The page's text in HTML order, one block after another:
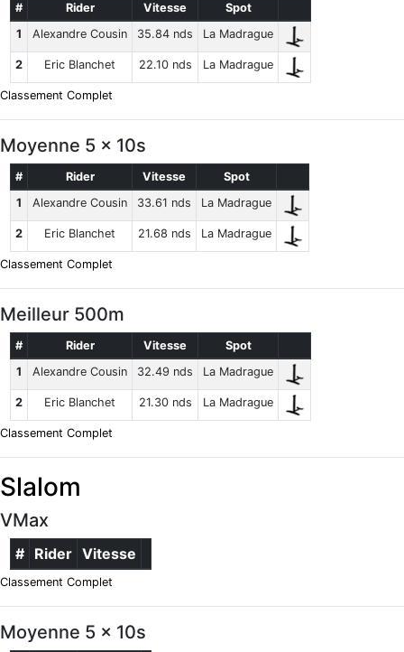
# Rider Vitesse
Spot
1
Alexandre Cousin 35.84 nds La Madrague
2 Eric Blanchet 22.10 nds La Madrague
Classement Complet
Moyenne 5 x 10s
# Rider Vitesse
Spot
1
Alexandre Cousin 33.61 nds La Madrague
2 Eric Blanchet 21.68 nds La Madrague
Classement Complet
Meilleur 500m
# Rider Vitesse
Spot
1
Alexandre Cousin 32.49 nds La Madrague
2 Eric Blanchet 21.30 nds La Madrague
Classement Complet
Slalom
VMax
# Rider Vitesse
Classement Complet
Moyenne 5 x 10s